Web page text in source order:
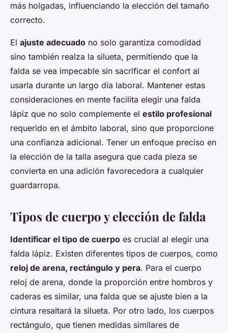
más holgadas, influenciando la elección del tamaño
correcto.
El ajuste adecuado no solo garantiza comodidad
sino también realza la silueta, permitiendo que la
falda se vea impecable sin sacrificar el confort al
usarla durante un largo día laboral. Mantener estas
consideraciones en mente facilita elegir una falda
lápiz que no solo complemente el estilo profesional
requerido en el ámbito laboral, sino que proporcione
una confianza adicional. Tener un enfoque preciso en
la elección de la talla asegura que cada pieza se
convierta en una adición favorecedora a cualquier
guardarropa.
Tipos de cuerpo y elección de falda
Identificar el tipo de cuerpo es crucial al elegir una
falda lápiz. Existen diferentes tipos de cuerpos, como
reloj de arena, rectángulo y pera. Para el cuerpo
reloj de arena, donde la proporción entre hombros y
caderas es similar, una falda que se ajuste bien a la
cintura resaltará la silueta. Por otro lado, los cuerpos
rectángulo, que tienen medidas similares de